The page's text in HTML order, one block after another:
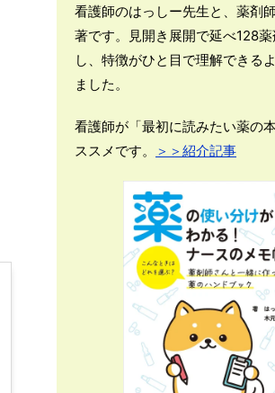
看護師のはっしー先生と、薬剤
著です。見開き展開で延べ128
し、特徴がひと目で理解できる
ました。
看護師が「最初に読みたい薬の
ススメです。
＞＞紹介記事